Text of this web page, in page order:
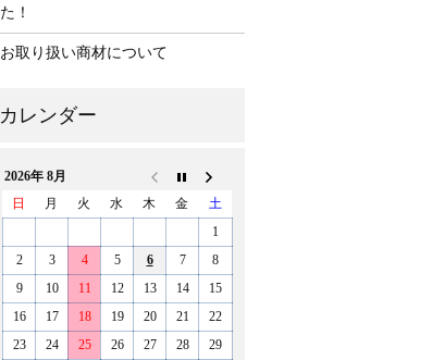
た！
お取り扱い商材について
2026年 8月
日
月 火 水 木 金
土
1
2
3 4 5 6 7
8
9
10 11 12 13 14
15
16
17 18 19 20 21
22
23
24 25 26 27 28
29